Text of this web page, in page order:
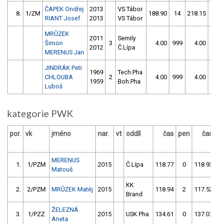
8. 1/ZM
ČAPEK Ondřej
RIANT Josef
2013
2013
VS Tábor
VS Tábor
188.90 14 218.15
MRŮZEK
Šimon
MERENUS Jan
2011
2012
3
Semily
Č.Lípa
4.00 999 4.00
JINDRÁK Petr
CHLOUBA
Luboš
1969
1959
2
Tech.Pha
Boh.Pha
4.00 999 4.00
kategorie PWK
por. vk jméno nar. vt oddíl čas pen čas
1. 1/PZM
MERENUS
Matouš
2015 Č.Lípa 118.77 0 118.93
2. 2/PZM MRŮZEK Matěj 2015
KK
Brand
118.94 2 117.52
3. 1/PZZ
ŽELEZNÁ
Aneta
2015 USK Pha 134.61 0 137.07